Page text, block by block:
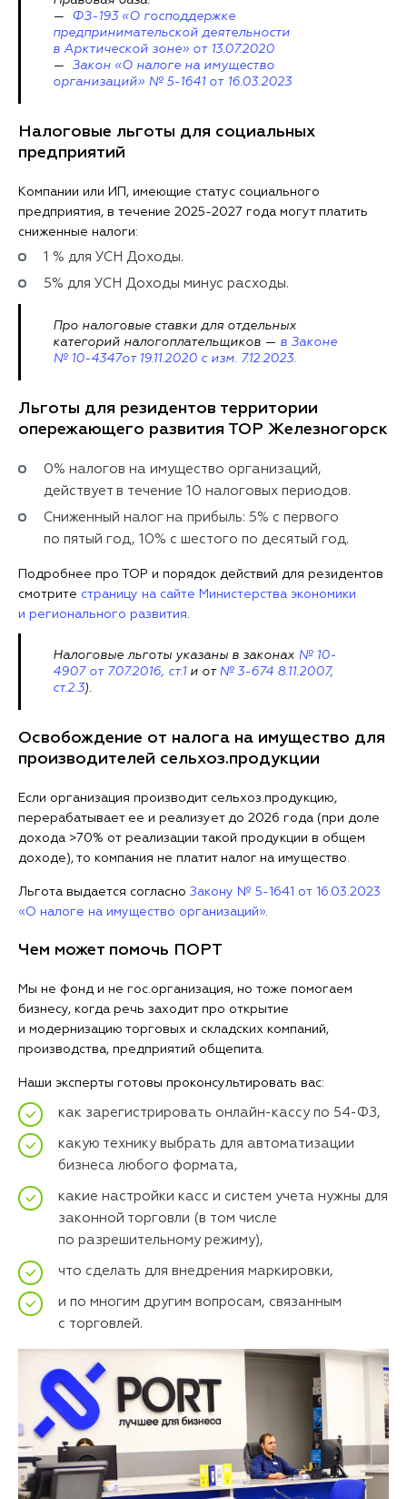
— ФЗ-193 «О господдержке
предпринимательской деятельности
в Арктической зоне» от 13.07.2020
— Закон «О налоге на имущество
организаций» № 5-1641 от 16.03.2023
Налоговые льготы для социальных
предприятий
Компании или ИП, имеющие статус социального
предприятия, в течение 2025-2027 года могут платить
сниженные налоги:
1 % для УСН Доходы.
5% для УСН Доходы минус расходы.
Про налоговые ставки для отдельных
категорий налогоплательщиков — в Законе
№ 10-4347от 19.11.2020 с изм. 7.12.2023.
Льготы для резидентов территории
опережающего развития ТОР Железногорск
0% налогов на имущество организаций,
действует в течение 10 налоговых периодов.
Сниженный налог на прибыль: 5% с первого
по пятый год, 10% с шестого по десятый год.
Подробнее про ТОР и порядок действий для резидентов
смотрите страницу на сайте Министерства экономики
и регионального развития.
Налоговые льготы указаны в законах № 10-
4907 от 7.07.2016, ст.1 и от № 3-674 8.11.2007,
ст.2.3).
Освобождение от налога на имущество для
производителей сельхоз.продукции
Если организация производит сельхоз.продукцию,
перерабатывает ее и реализует до 2026 года (при доле
дохода >70% от реализации такой продукции в общем
доходе), то компания не платит налог на имущество.
Льгота выдается согласно Закону № 5-1641 от 16.03.2023
«О налоге на имущество организаций».
Чем может помочь ПОРТ
Мы не фонд и не гос.организация, но тоже помогаем
бизнесу, когда речь заходит про открытие
и модернизацию торговых и складских компаний,
производства, предприятий общепита.
Наши эксперты готовы проконсультировать вас:
как зарегистрировать онлайн-кассу по 54-ФЗ,
какую технику выбрать для автоматизации
бизнеса любого формата,
какие настройки касс и систем учета нужны для
законной торговли (в том числе
по разрешительному режиму),
что сделать для внедрения маркировки,
и по многим другим вопросам, связанным
с торговлей.